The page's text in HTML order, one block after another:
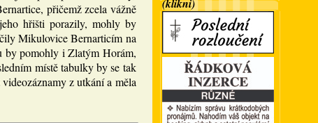
přičemž zcela vážně
hřišti porazily, mohly by
Mikulovice Bernarticím na
by pomohly i Zlatým Horám,
místě tabulky by se tak
z utkání a měla
(klikni)